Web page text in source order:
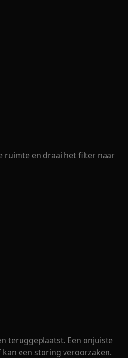
ruimte en draai het filter naar
teruggeplaatst. Een onjuiste
een storing veroorzaken.